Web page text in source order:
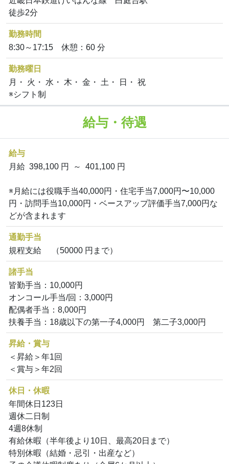
徒歩2分
勤務時間
8:30～17:15 休憩：60 分
勤務曜日
月・ 火・ 水・ 木・ 金・ 土・ 日・ 祝
※シフト制
給与・待遇
給与
月給 398,100 円 ～ 401,100 円
※月給には役職手当40,000円・住宅手当7,000円〜10,000
円・訪問手当10,000円・ベースアップ評価手当7,000円な
どが含まれます
通勤手当
規程支給 （50000 円まで）
諸手当
皆勤手当：10,000円
オンコール手当/回：3,000円
配偶者手当：8,000円
扶養手当：18歳以下の第一子4,000円 第二子3,000円
昇給・賞与
＜昇給＞年1回
＜賞与＞年2回
休日・休暇
年間休日123日
週休二日制
4週8休制
有給休暇（半年後より10日、最高20日まで）
特別休暇（結婚・忌引・出産など）